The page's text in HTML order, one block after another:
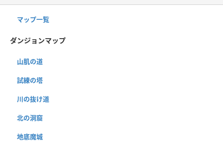
マップ一覧
ダンジョンマップ
山肌の道
試練の塔
川の抜け道
北の洞窟
地底魔城